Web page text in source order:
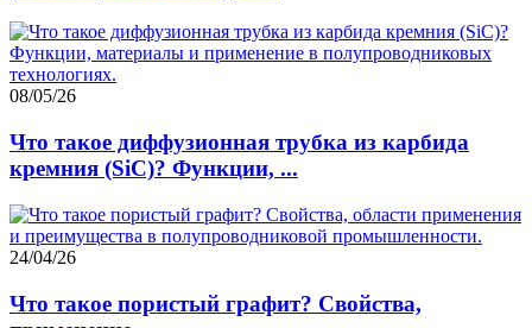
08/05/26
Что такое диффузионная трубка из карбида
кремния (SiC)? Функции, ...
24/04/26
Что такое пористый графит? Свойства,